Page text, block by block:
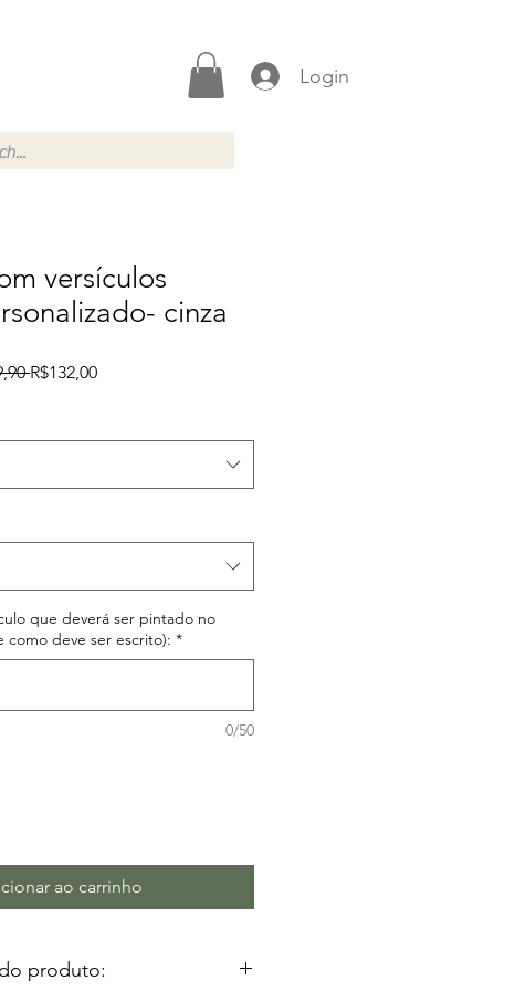
Login
versículos
cinza
Preço
R$132,00Preço
que deverá ser pintado no
como deve ser escrito): *
0/50
ao carrinho
produto: